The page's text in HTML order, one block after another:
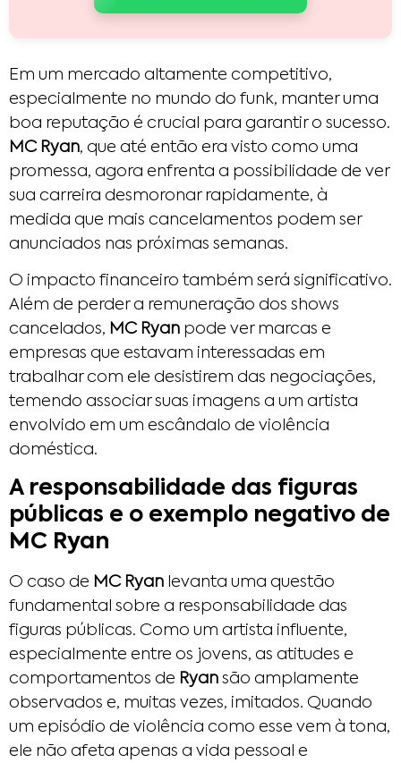
Em um mercado altamente competitivo,
especialmente no mundo do funk, manter uma
boa reputação é crucial para garantir o sucesso.
MC Ryan, que até então era visto como uma
promessa, agora enfrenta a possibilidade de ver
sua carreira desmoronar rapidamente, à
medida que mais cancelamentos podem ser
anunciados nas próximas semanas.
O impacto financeiro também será significativo.
Além de perder a remuneração dos shows
cancelados, MC Ryan pode ver marcas e
empresas que estavam interessadas em
trabalhar com ele desistirem das negociações,
temendo associar suas imagens a um artista
envolvido em um escândalo de violência
doméstica.
A responsabilidade das figuras
públicas e o exemplo negativo de
MC Ryan
O caso de MC Ryan levanta uma questão
fundamental sobre a responsabilidade das
figuras públicas. Como um artista influente,
especialmente entre os jovens, as atitudes e
comportamentos de Ryan são amplamente
observados e, muitas vezes, imitados. Quando
um episódio de violência como esse vem à tona,
ele não afeta apenas a vida pessoal e